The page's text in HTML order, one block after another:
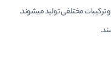
مختلفی تولید میشوند.